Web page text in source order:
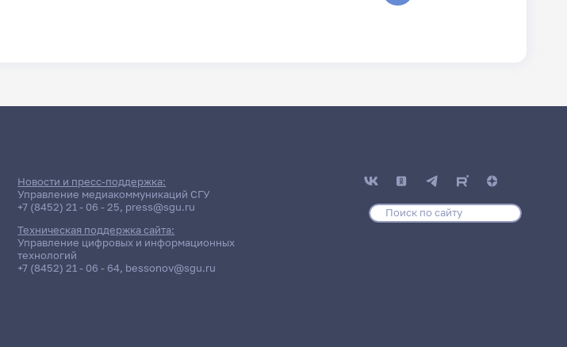
Новости и пресс-поддержка:
Управление медиакоммуникаций СГУ
+7 (8452) 21 - 06 - 25, press@sgu.ru
Техническая поддержка сайта:
Управление цифровых и информационных
технологий
+7 (8452) 21 - 06 - 64, bessonov@sgu.ru